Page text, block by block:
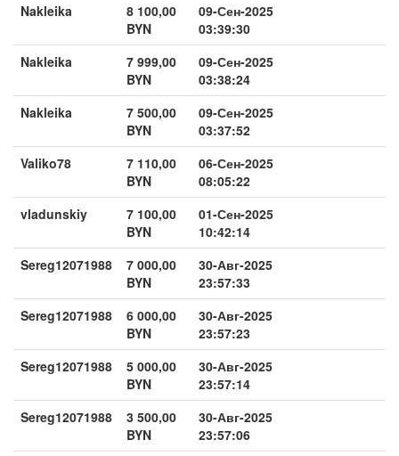
Nakleika
8 100,00
BYN
09-Сен-2025
03:39:30
Nakleika
7 999,00
BYN
09-Сен-2025
03:38:24
Nakleika
7 500,00
BYN
09-Сен-2025
03:37:52
Valiko78
7 110,00
BYN
06-Сен-2025
08:05:22
vladunskiy
7 100,00
BYN
01-Сен-2025
10:42:14
Sereg12071988
7 000,00
BYN
30-Авг-2025
23:57:33
Sereg12071988
6 000,00
BYN
30-Авг-2025
23:57:23
Sereg12071988
5 000,00
BYN
30-Авг-2025
23:57:14
Sereg12071988
3 500,00
BYN
30-Авг-2025
23:57:06